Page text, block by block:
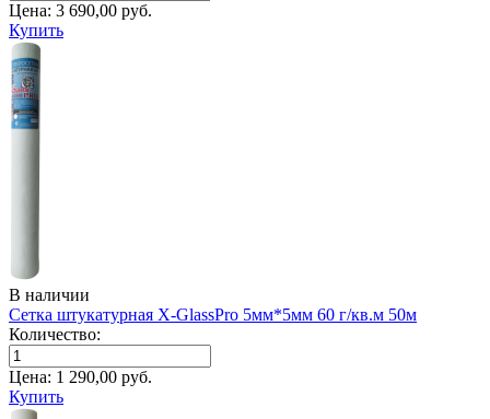
Цена: 3 690,00 руб.
Купить
В наличии
Сетка штукатурная X-GlassPro 5мм*5мм 60 г/кв.м 50м
Количество:
Цена: 1 290,00 руб.
Купить